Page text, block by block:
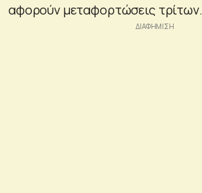
αφορούν μεταφορτώσεις τρίτων.